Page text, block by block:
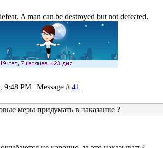
A man can be destroyed but not defeated.
9:48 PM | Message # 41
меры придумать в наказание ?